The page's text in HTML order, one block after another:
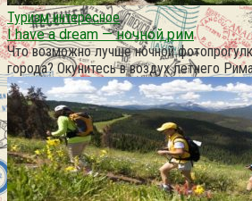
Туризм интересное
I have a dream — ночной рим
Что возможно лучше ночной
города? Окунитесь в воздух летнего